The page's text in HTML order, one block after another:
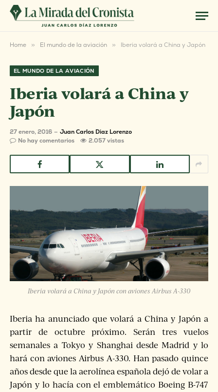
Home » El mundo de la aviación » Iberia volará a China y Japón
EL MUNDO DE LA AVIACIÓN
Iberia volará a China y
Japón
27 enero, 2016
Juan Carlos Diaz Lorenzo
No hay comentarios
2.057vistas
Iberia volará a China y Japón con aviones Airbus A-330
Iberia ha anunciado que volará a China y Japón a
partir de octubre próximo. Serán tres vuelos
semanales a Tokyo y Shanghai desde Madrid y lo
hará con aviones Airbus A-330. Han pasado quince
años desde que la aerolínea española dejó de volar a
Japón y lo hacía con el emblemático Boeing B-747